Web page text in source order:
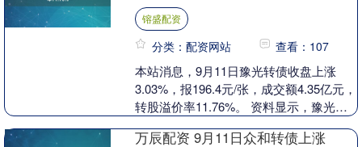
镕盛配资
分类：配资网站 查看：107
本站消息，9月11日豫光转债收盘上涨
3.03%，报196.4元/张，成交额4.35亿元，
转股溢价率11.76%。 资料显示，豫光转
万辰配资 9月11日众和转债上涨